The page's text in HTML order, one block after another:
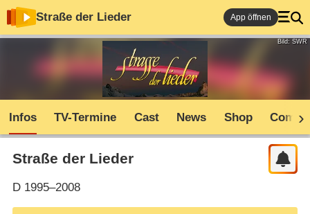
Straße der Lieder App öffnen
Bild: SWR
Infos TV-Termine Cast News Shop
Straße der Lieder
D1995–2008